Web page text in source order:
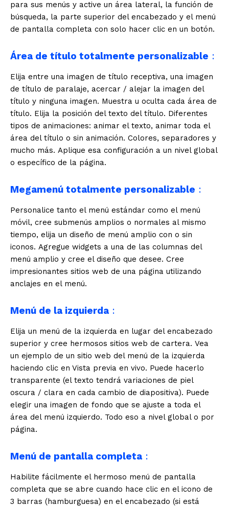
para sus menús y active un área lateral, la función de
búsqueda, la parte superior del encabezado y el menú
de pantalla completa con solo hacer clic en un botón.
Área de título totalmente personalizable :
Elija entre una imagen de título receptiva, una imagen
de título de paralaje, acercar / alejar la imagen del
título y ninguna imagen. Muestra u oculta cada área de
título. Elija la posición del texto del título. Diferentes
tipos de animaciones: animar el texto, animar toda el
área del título o sin animación. Colores, separadores y
mucho más. Aplique esa configuración a un nivel global
o específico de la página.
Megamenú totalmente personalizable :
Personalice tanto el menú estándar como el menú
móvil, cree submenús amplios o normales al mismo
tiempo, elija un diseño de menú amplio con o sin
iconos. Agregue widgets a una de las columnas del
menú amplio y cree el diseño que desee. Cree
impresionantes sitios web de una página utilizando
anclajes en el menú.
Menú de la izquierda:
Elija un menú de la izquierda en lugar del encabezado
superior y cree hermosos sitios web de cartera. Vea
un ejemplo de un sitio web del menú de la izquierda
haciendo clic en Vista previa en vivo. Puede hacerlo
transparente (el texto tendrá variaciones de piel
oscura / clara en cada cambio de diapositiva). Puede
elegir una imagen de fondo que se ajuste a toda el
área del menú izquierdo. Todo eso a nivel global o por
página.
Menú de pantalla completa:
Habilite fácilmente el hermoso menú de pantalla
completa que se abre cuando hace clic en el icono de
3 barras (hamburguesa) en el encabezado (si está